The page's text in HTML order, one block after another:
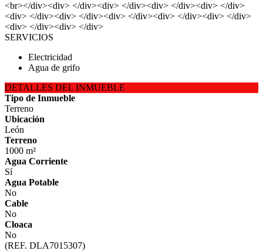
<br></div><div> </div><div> </div><div> </div><div> </div>
<div> </div><div> </div><div> </div><div> </div><div> </div>
<div> </div><div> </div>
SERVICIOS
Electricidad
Agua de grifo
DETALLES DEL INMUEBLE
Tipo de Inmueble
Terreno
Ubicación
León
Terreno
1000 m²
Agua Corriente
Sí
Agua Potable
No
Cable
No
Cloaca
No
(REF. DLA7015307)